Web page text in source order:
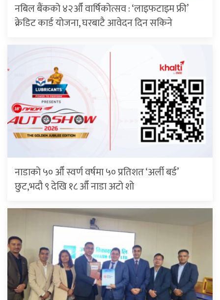
नबिल बैंकको ४२औँ वार्षिकोत्सव : ‘लाइफटाइम फ्री’
क्रेडिट कार्ड योजना, घरबाटै आवेदन दिन सकिने
नाडाको ५० औँ स्वर्ण वर्षमा ५० प्रतिशत ‘अर्ली बर्ड’
छुट,भदौ ९ देखि १८ औँ नाडा अटो शो